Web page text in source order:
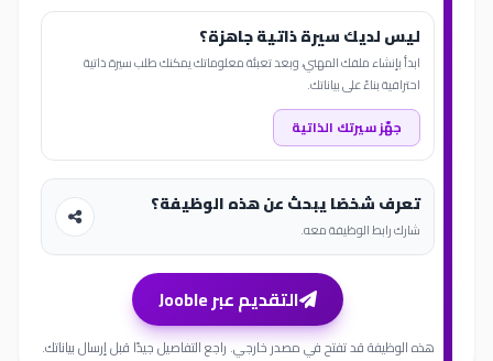
ليس لديك سيرة ذاتية جاهزة؟
ابدأ بإنشاء ملفك المهني، وبعد تعبئة معلوماتك يمكنك طلب سيرة ذاتية
احترافية بناءً على بياناتك.
جهّز سيرتك الذاتية
تعرف شخصًا يبحث عن هذه الوظيفة؟
شارك رابط الوظيفة معه.
التقديم عبر Jooble
هذه الوظيفة قد تفتح في مصدر خارجي. راجع التفاصيل جيدًا قبل إرسال بياناتك.